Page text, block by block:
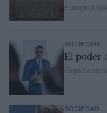
SOCIEDAD
El poder
SOCIEDAD